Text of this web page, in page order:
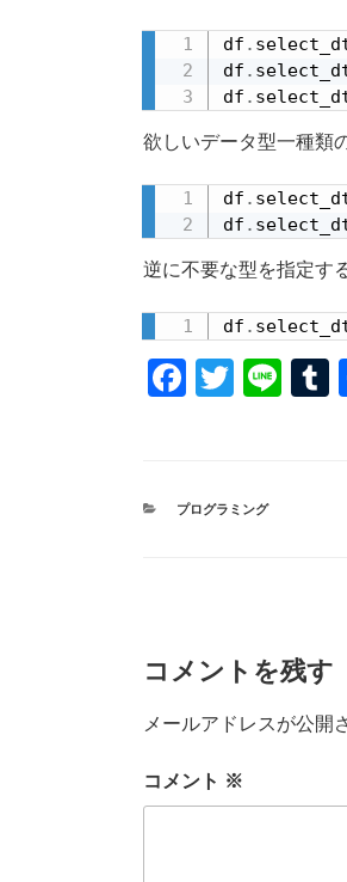
df .
df .
df .
欲しいデータ型一種類
df .
df .
逆に不要な型を指定す
df .
F
e
b
T
er
Li
カ
プログラミング
コメントを残す
メールアドレスが公開
コメント ※